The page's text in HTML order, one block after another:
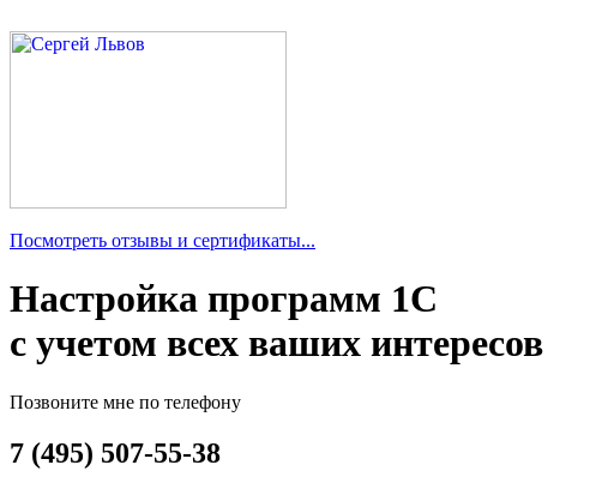
Посмотреть отзывы и сертификаты...
Настройка программ 1С
с учетом всех ваших интересов
Позвоните мне по телефону
7 (495) 507-55-38